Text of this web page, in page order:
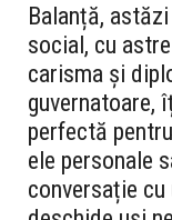
Balanță,
social, cu
carisma și
guvernatoare,
perfectă
ele personale
conversație cu